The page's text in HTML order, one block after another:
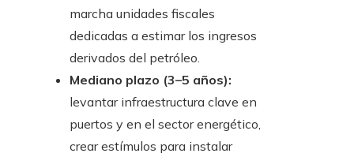
marcha unidades fiscales
dedicadas a estimar los ingresos
derivados del petróleo.
Mediano plazo (3–5 años):
levantar infraestructura clave en
puertos y en el sector energético,
crear estímulos para instalar